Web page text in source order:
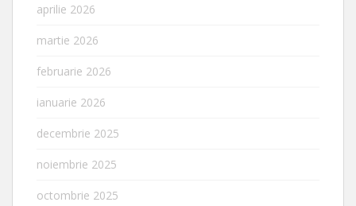
aprilie 2026
martie 2026
februarie 2026
ianuarie 2026
decembrie 2025
noiembrie 2025
octombrie 2025